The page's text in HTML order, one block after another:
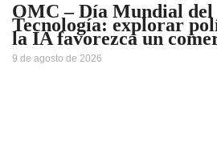
OMC – Día Mundial del
Tecnología: explorar
la IA favorezca un
9 de agosto de 2026